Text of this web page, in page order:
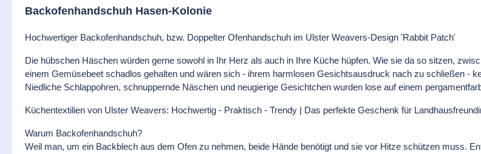
Backofenhandschuh Hasen-Kolonie
Hochwertiger Backofenhandschuh, bzw. Doppelter Ofenhandschuh im Ulster Weavers-Design 'Rabbit Patch'
Die hübschen Häschen würden gerne sowohl in Ihr Herz als auch in Ihre Küche hüpfen. Wie sie da so sitzen,
einem Gemüsebeet schadlos gehalten und wären sich - ihrem harmlosen Gesichtsausdruck nach zu schließen -
Niedliche Schlappohren, schnuppernde Näschen und neugierige Gesichtchen wurden lose auf einem
Küchentextilien von Ulster Weavers: Hochwertig - Praktisch - Trendy | Das perfekte Geschenk für
Warum Backofenhandschuh?
Weil man, um ein Backblech aus dem Ofen zu nehmen, beide Hände benötigt und sie vor Hitze schützen muss.